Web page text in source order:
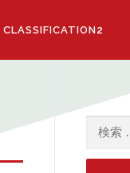
CLASSIFICATION2
検索: